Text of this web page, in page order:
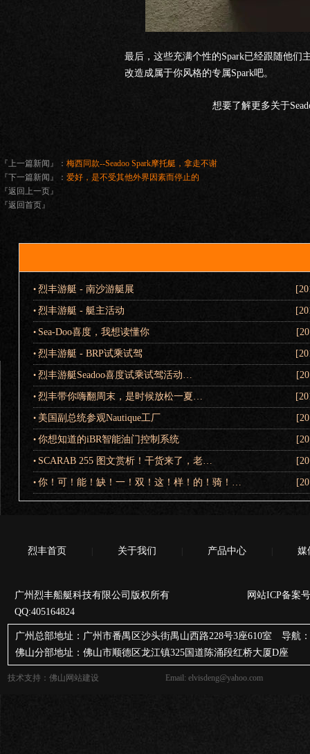
最后，这些充满个性的Spark已经跟随他们
改造成属于你风格的专属Spark吧。
想要了解更多关于
『上一篇新闻』： 梅西同款--Seadoo Spark摩托艇，拿走不谢
『下一篇新闻』： 爱好，是不受其他外界因素而停止的
『返回上一页』
『返回首页』
• 烈丰游艇 - 南沙游艇展
• 烈丰游艇 - 艇主活动
• Sea-Doo喜度，我想读懂你
• 烈丰游艇 - BRP试乘试驾
• 烈丰游艇Seadoo喜度试乘试驾活动…
• 烈丰带你嗨翻周末，是时候放松一夏…
• 美国副总统参观Nautique工厂
• 你想知道的iBR智能油门控制系统
• SCARAB 255 图文赏析！干货来了，老…
• 你！可！能！缺！一！双！这！样！的！骑！…
烈丰首页 关于我们 产品中心 媒
广州烈丰船艇科技有限公司版权所有 网站ICP备案号
QQ:405164824
广州总部地址：广州市番禺区沙头街禺山西路228号3座610室 导航
佛山分部地址：佛山市顺德区龙江镇325国道陈涌段红桥大厦D座
技术支持： 佛山网站建设 Email: elvisdeng@yahoo.com